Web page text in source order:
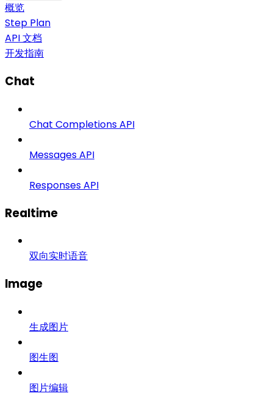
概览
Step Plan
API 文档
开发指南
Chat
Chat Completions API
Messages API
Responses API
Realtime
双向实时语音
Image
生成图片
图生图
图片编辑